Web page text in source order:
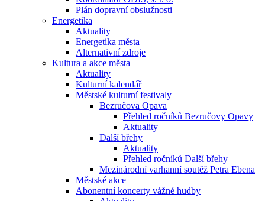
Plán dopravní obslužnosti
Energetika
Aktuality
Energetika města
Alternativní zdroje
Kultura a akce města
Aktuality
Kulturní kalendář
Městské kulturní festivaly
Bezručova Opava
Přehled ročníků Bezručovy Opavy
Aktuality
Další břehy
Aktuality
Přehled ročníků Další břehy
Mezinárodní varhanní soutěž Petra Ebena
Městské akce
Abonentní koncerty vážné hudby